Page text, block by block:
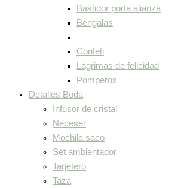
Bastidor porta alianza
Bengalas
Confeti
Lágrimas de felicidad
Pomperos
Detalles Boda
Infusor de cristal
Neceser
Mochila saco
Set ambientador
Tarjetero
Taza